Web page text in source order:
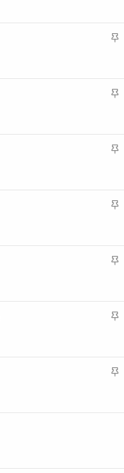
aA
aA
aA
aA
aA
aA
aA